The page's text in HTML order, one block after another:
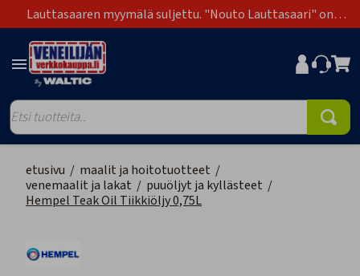
Lauttasaaren myymälä suljettu. "Nouto Lauttasaari" on
poistunut toimitustapavaihtoehdoista.
etusivu / maalit ja hoitotuotteet /
venemaalit ja lakat / puuöljyt ja kyllästeet /
Hempel Teak Oil Tiikkiöljy 0,75L